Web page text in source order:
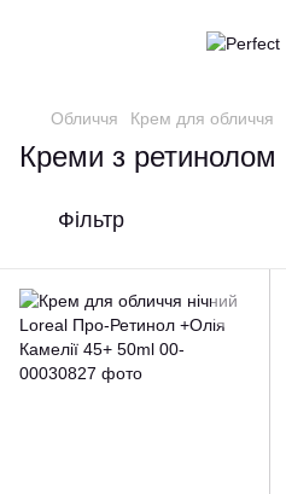
Обличчя Крем для обличчя
Креми з ретинолом
Фільтр